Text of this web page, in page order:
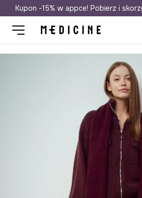
Darmowa dostawa do
Kupon -15% w appce! Pobierz i